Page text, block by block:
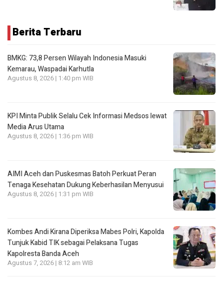
Berita Terbaru
BMKG: 73,8 Persen Wilayah Indonesia Masuki
Kemarau, Waspadai Karhutla
Agustus 8, 2026 | 1:40 pm WIB
KPI Minta Publik Selalu Cek Informasi Medsos lewat
Media Arus Utama
Agustus 8, 2026 | 1:36 pm WIB
AIMI Aceh dan Puskesmas Batoh Perkuat Peran
Tenaga Kesehatan Dukung Keberhasilan Menyusui
Agustus 8, 2026 | 1:31 pm WIB
Kombes Andi Kirana Diperiksa Mabes Polri, Kapolda
Tunjuk Kabid TIK sebagai Pelaksana Tugas
Kapolresta Banda Aceh
Agustus 7, 2026 | 8:12 am WIB